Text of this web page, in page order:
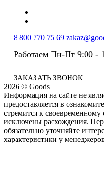
8 800 770 75 69
Работаем Пн-Пт 9:00 -
ЗАКАЗАТЬ ЗВОНОК
2026 © Goods
Информация на сайте не
предоставляется в
стремится к
исключены расхождения.
обязательно уточняйте
характеристики у